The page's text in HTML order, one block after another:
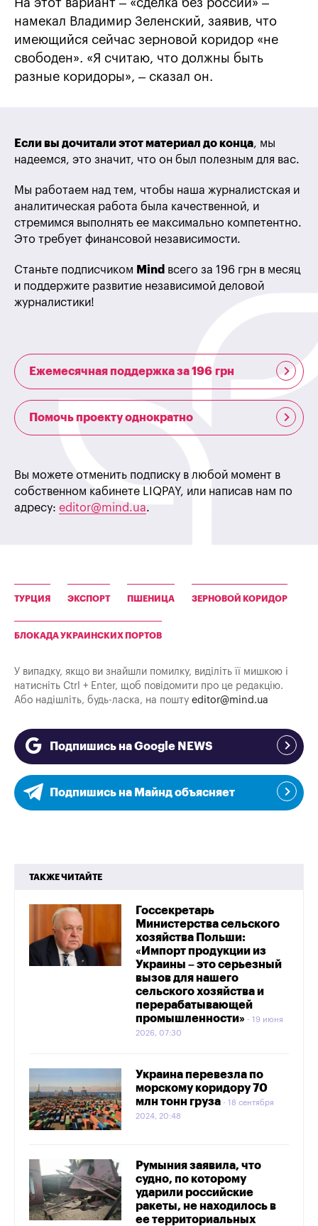
На этот вариант – «сделка без россии» –
намекал Владимир Зеленский, заявив, что
имеющийся сейчас зерновой коридор «не
свободен». «Я считаю, что должны быть
разные коридоры», – сказал он.
Если вы дочитали этот материал до конца, мы
надеемся, это значит, что он был полезным для вас.
Мы работаем над тем, чтобы наша журналистская и
аналитическая работа была качественной, и
стремимся выполнять ее максимально компетентно.
Это требует финансовой независимости.
Станьте подписчиком Mind всего за 196 грн в месяц
и поддержите развитие независимой деловой
журналистики!
Ежемесячная поддержка за 196 грн
Помочь проекту однократно
Вы можете отменить подписку в любой момент в
собственном кабинете LIQPAY, или написав нам по
адресу: editor@mind.ua.
ТУРЦИЯ ЭКСПОРТ ПШЕНИЦА ЗЕРНОВОЙ КОРИДОР
БЛОКАДА УКРАИНСКИХ ПОРТОВ
У випадку, якщо ви знайшли помилку, виділіть її мишкою і
натисніть Ctrl + Enter, щоб повідомити про це редакцію.
Або надішліть, будь-ласка, на пошту editor@mind.ua
Подпишись на Google NEWS
Подпишись на Майнд объясняет
ТАКЖЕ ЧИТАЙТЕ
Госсекретарь
Министерства сельского
хозяйства Польши:
«Импорт продукции из
Украины – это серьезный
вызов для нашего
сельского хозяйства и
перерабатывающей
промышленности»
19 июня
2026, 07:30
Украина перевезла по
морскому коридору 70
млн тонн груза
18 сентября
2024, 20:48
Румыния заявила, что
судно, по которому
ударили российские
ракеты, не находилось в
ее территориальных